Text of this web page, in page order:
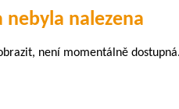
nebyla nalezena
není momentálně